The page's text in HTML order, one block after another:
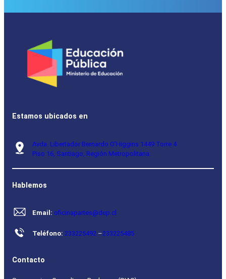
Estamos ubicados en
Avda. Libertador Bernardo O’Higgins 1449 Torre 4
Piso 16, Santiago, Región Metropolitana.
Hablemos
Email: oficinapartes@dep.cl
Teléfono: 233225492 –233225485
Contacto